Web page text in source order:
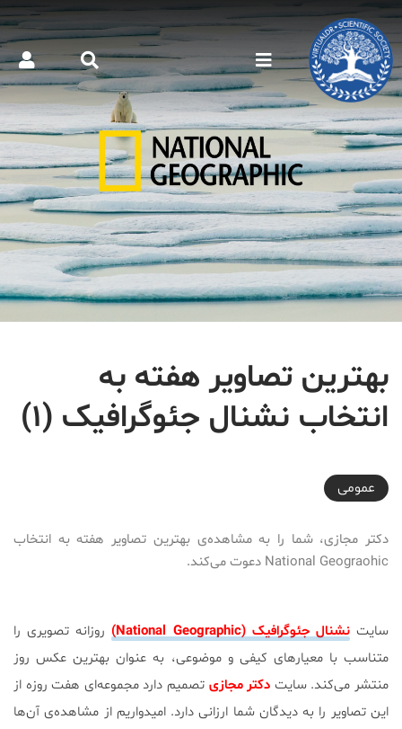
بهترین تصاویر هفته به
انتخاب نشنال جئوگرافیک (۱)
2017-12-15T15:20:45+03:30
عمومی
دکتر مجازی، شما را به مشاهده‌ی بهترین تصاویر هفته به انتخاب
National Geograohic دعوت می‌کند.
سایتنشنال جئوگرافیک (National Geographic)
روزانه تصویری را
متناسب با معیارهای کیفی و موضوعی، به عنوان بهترین عکس روز
منتشر می‌کند. سایت دکتر مجازی تصمیم دارد مجموعه‌ای هفت روزه از
این تصاویر را به دیدگان شما ارزانی دارد. امیدواریم از مشاهده‌ی آن‌ها